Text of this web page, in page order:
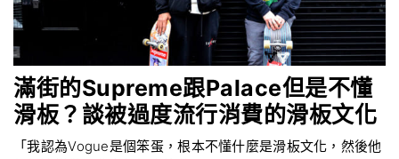
滿街的Supreme跟Palace但是不懂
滑板？談被過度流行消費的滑板文化
「我認為Vogue是個笨蛋，根本不懂什麼是滑板文化，然後他